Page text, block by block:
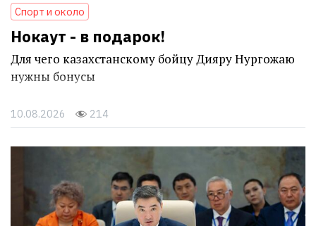
Спорт и около
Нокаут - в подарок!
Для чего казахстанскому бойцу Дияру Нургожаю
нужны бонусы
10.08.2026 214